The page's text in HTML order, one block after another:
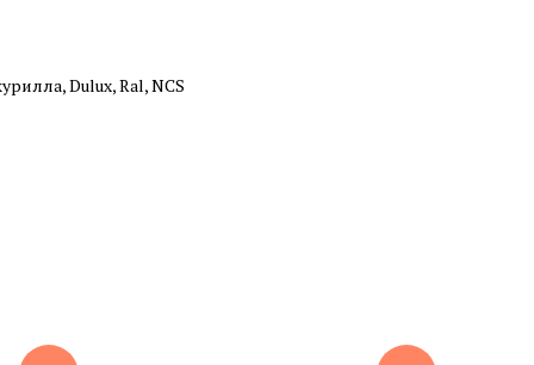
Dulux, Ral, NCS